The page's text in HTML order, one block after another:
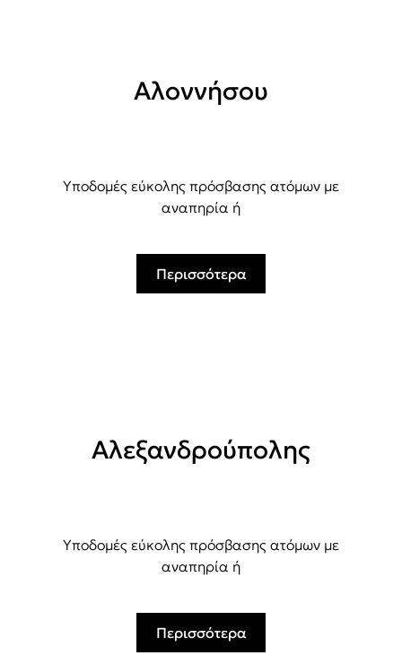
Αλοννήσου
Υποδομές εύκολης πρόσβασης ατόμων με
αναπηρία ή
Περισσότερα
Αλεξανδρούπολης
Υποδομές εύκολης πρόσβασης ατόμων με
αναπηρία ή
Περισσότερα